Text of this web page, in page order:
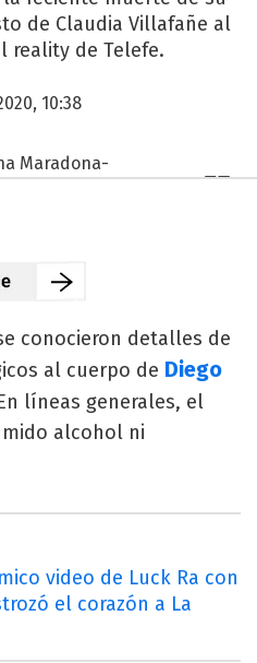
de Claudia Villafañe al
reality de Telefe.
10:38
conocieron detalles de
al cuerpo de Diego
líneas generales, el
alcohol ni
video de Luck Ra con
el corazón a La